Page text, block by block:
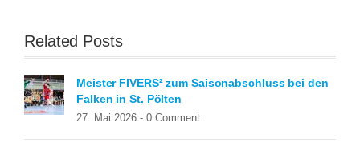
Related Posts
Meister FIVERS² zum Saisonabschluss bei den
Falken in St. Pölten
27. Mai 2026 - 0 Comment